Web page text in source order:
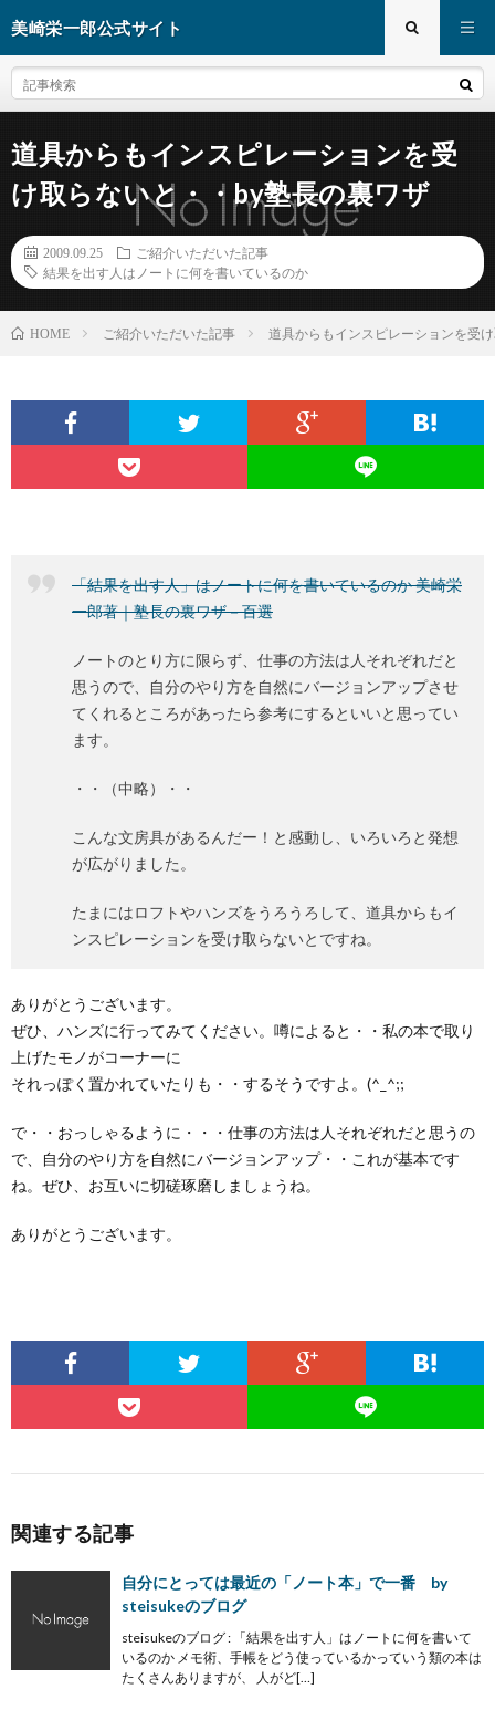
美崎栄一郎公式サイト
道具からもインスピレーションを受
け取らないと・・by塾長の裏ワザ
2009.09.25
ご紹介いただいた記事
結果を出す人はノートに何を書いているのか
HOME ご紹介いただいた記事 道具からもインスピレーションを受
「結果を出す人」はノートに何を書いているのか 美崎栄
一郎著｜塾長の裏ワザ－百選
ノートのとり方に限らず、仕事の方法は人それぞれだと
思うので、自分のやり方を自然にバージョンアップさせ
てくれるところがあったら参考にするといいと思ってい
ます。
・・（中略）・・
こんな文房具があるんだー！と感動し、いろいろと発想
が広がりました。
たまにはロフトやハンズをうろうろして、道具からもイ
ンスピレーションを受け取らないとですね。
ありがとうございます。
ぜひ、ハンズに行ってみてください。噂によると・・私の本で取り
上げたモノがコーナーに
それっぽく置かれていたりも・・するそうですよ。(^_^;;
で・・おっしゃるように・・・仕事の方法は人それぞれだと思うの
で、自分のやり方を自然にバージョンアップ・・これが基本です
ね。ぜひ、お互いに切磋琢磨しましょうね。
ありがとうございます。
関連する記事
自分にとっては最近の「ノート本」で一番 by
steisukeのブログ
steisukeのブログ : 「結果を出す人」はノートに何を書いて
いるのか メモ術、手帳をどう使っているかっていう類の本は
たくさんありますが、 人がど[…]